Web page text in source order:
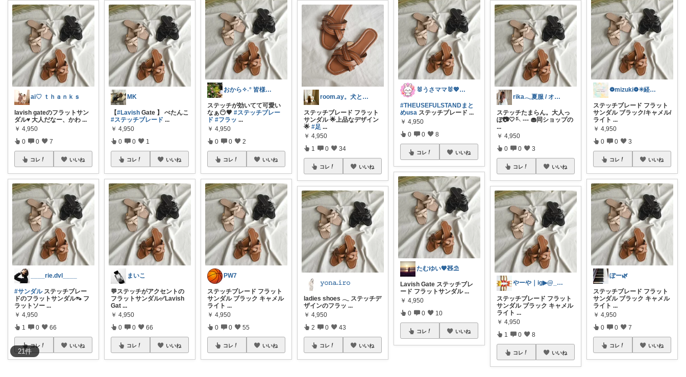
21件
ai♡ ｔｈａｎｋｓ
lavish gateのフラットサン
ダル♥️ 大人だなー、かわ ...
￥ 4,950
0 0 7
コレ いいね
____rie.dvl____
#サンダルステッチブレー
ドのフラットサンダル👡 フ
ラットソー ...
￥ 4,950
1 0 66
コレ いいね
MK
【#Lavish Gate 】 ぺたんこ
#ステッチブレード ...
￥ 4,950
0 0 1
コレ いいね
まいこ
💬ステッチがアクセントの
フラットサンダル✅Lavish
Gat ...
￥ 4,950
0 0 66
コレ いいね
おから✧˖° 皆様に感謝です☺︎
ステッチが効いてて可愛い
なぁ😶🤎#ステッチブレー
ド #フラッ ...
￥ 4,950
0 0 2
コレ いいね
PW7
ステッチブレード フラット
サンダル ブラック キャメル
ライト ...
￥ 4,950
0 0 55
コレ いいね
room.ay。犬と共に生きる幸せ♡
ステッチブレード フラット
サンダル 🌟上品なデザイン
🌟#足 ...
￥ 4,950
1 0 34
コレ いいね
𝚢𝚘𝚗𝚊.𝚒𝚛𝚘
ladies shoes 𓂃 ステッチデ
ザインのフラッ ...
￥ 4,950
2 0 43
コレ いいね
🐰うさママ🐰💖キッズ・ママの日常✨
#THEUSEFULSTANDまと
めusa ステッチブレード...
￥ 4,950
0 0 8
コレ いいね
たむゆい🧡🧸⛱
Lavish Gate ステッチブレ
ード フラットサンダル...
￥ 4,950
0 0 10
コレ いいね
rika𓂃夏服 / オリ写𓍼
ステッチたまらん。大人っ
ぽ📷🤍🪡 --- 🧁同ショップの
...
￥ 4,950
0 0 3
コレ いいね
やーや｜ig▶︎@_uio___.ia_
ステッチブレード フラット
サンダル ブラック キャメル
ライト ...
￥ 4,950
1 0 8
コレ いいね
❁mizuki❁✳️経由購入感謝です✳️
ステッチブレード フラット
サンダル ブラック/キャメル/
ライト ...
￥ 4,950
0 0 3
コレ いいね
ぽー🌿
ステッチブレード フラット
サンダル ブラック キャメル
ライト ...
￥ 4,950
0 0 7
コレ いいね